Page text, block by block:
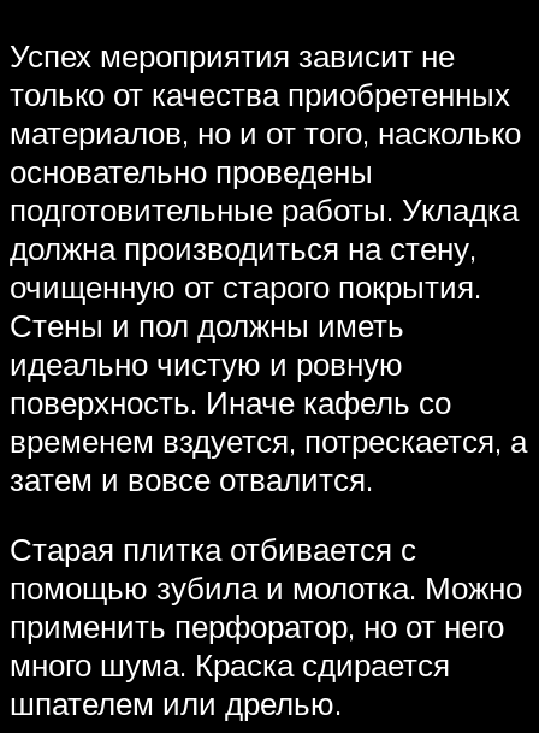
Успех мероприятия зависит не
только от качества приобретенных
материалов, но и от того, насколько
основательно проведены
подготовительные работы. Укладка
должна производиться на стену,
очищенную от старого покрытия.
Стены и пол должны иметь
идеально чистую и ровную
поверхность. Иначе кафель со
временем вздуется, потрескается, а
затем и вовсе отвалится.
Старая плитка отбивается с
помощью зубила и молотка. Можно
применить перфоратор, но от него
много шума. Краска сдирается
шпателем или дрелью.